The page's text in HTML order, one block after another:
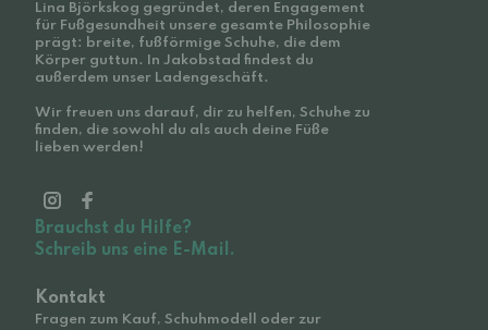
Lina Björkskog gegründet, deren Engagement
für Fußgesundheit unsere gesamte Philosophie
prägt: breite, fußförmige Schuhe, die dem
Körper guttun. In Jakobstad findest du
außerdem unser Ladengeschäft.
Wir freuen uns darauf, dir zu helfen, Schuhe zu
finden, die sowohl du als auch deine Füße
lieben werden!
Brauchst du Hilfe?
Schreib uns eine E-Mail.
Kontakt
Fragen zum Kauf, Schuhmodell oder zur